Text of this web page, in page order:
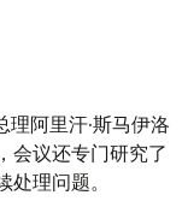
阿里汗·斯马伊洛
会议还专门研究了
理问题。